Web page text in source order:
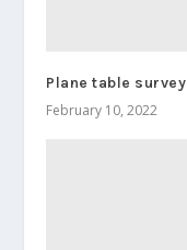
Plane table survey
February 10, 2022